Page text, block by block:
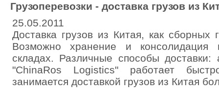
Грузоперевозки - доставка грузов из
25.05.2011
Доставка грузов из Китая, как сборных
Возможно хранение и
складах. Различные способы
"ChinaRos Logistics" работает
занимается доставкой грузов из Китая